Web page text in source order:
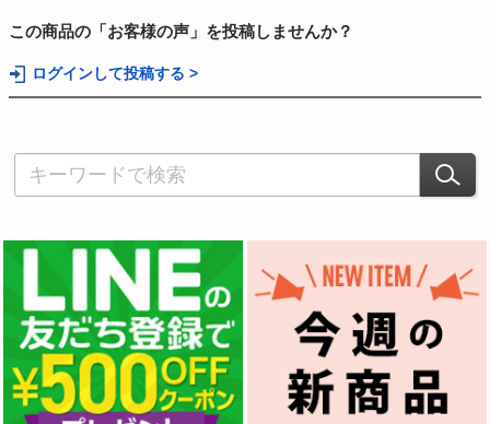
この商品の「お客様の声」を投稿しませんか？
ログインして投稿する >